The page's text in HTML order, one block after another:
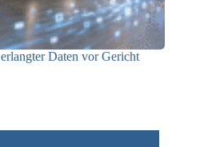
Daten vor Gericht